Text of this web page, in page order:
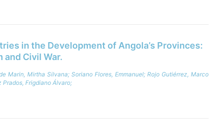
in the Development of Angola’s Provinces:
and Civil War.
Marin, Mirtha Silvana; Soriano Flores, Emmanuel; Rojo Gutiérrez, Marco
Prados, Frigdiano Álvaro;